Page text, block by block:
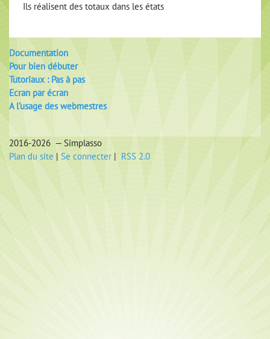
Ils réalisent des totaux dans les états
Documentation
Pour bien débuter
Tutoriaux : Pas à pas
Ecran par écran
A l’usage des webmestres
2016-2026 — Simplasso
Plan du site | Se connecter | RSS 2.0